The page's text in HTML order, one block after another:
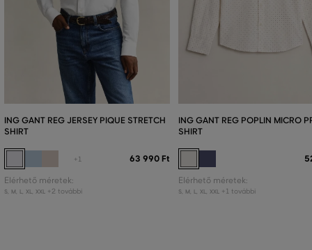
ING GANT REG JERSEY PIQUE STRETCH
SHIRT
+1 63 990 Ft
Elérhető méretek:
S M L XL XXL +2 további
ING GANT REG POPLIN MICRO
SHIRT
Elérhető méretek:
S M L XL XXL +1 további